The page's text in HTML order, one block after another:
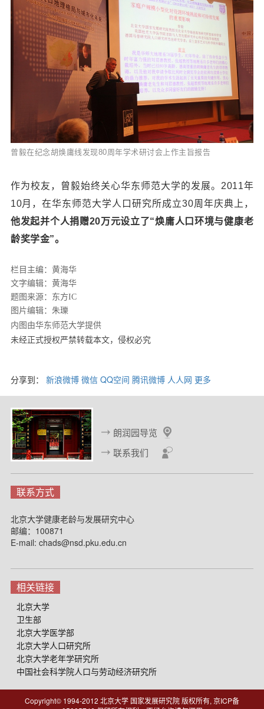
曾毅在纪念胡焕庸线发现80周年学术研讨会上作主旨报告
作为校友，曾毅始终关心华东师范大学的发展。2011年
10月，在华东师范大学人口研究所成立30周年庆典上，
他发起并个人捐赠20万元设立了“焕庸人口环境与健康老
龄奖学金”。
栏目主编：黄海华
文字编辑：黄海华
题图来源：东方IC
图片编辑：朱瓅
内图由华东师范大学提供
未经正式授权严禁转载本文，侵权必究
分享到： 新浪微博 微信 QQ空间 腾讯微博 人人网 更多
朗润园导览
联系我们
联系方式
北京大学健康老龄与发展研究中心
邮编：100871
E-mail: chads@nsd.pku.edu.cn
相关链接
北京大学
卫生部
北京大学医学部
北京大学人口研究所
北京大学老年学研究所
中国社会科学院人口与劳动经济研究所
Copyright© 1994-2012 北京大学 国家发展研究院 版权所有, 京ICP备